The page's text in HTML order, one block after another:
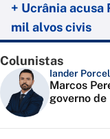
+ Ucrânia acusa
mil alvos civis
Colunistas
Iander
Marcos
governo de